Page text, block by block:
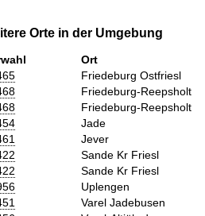
Orte in der Umgebung
Ort
Friedeburg Ostfriesl
Friedeburg-Reepsholt
Friedeburg-Reepsholt
Jade
Jever
Sande Kr Friesl
Sande Kr Friesl
Uplengen
Varel Jadebusen